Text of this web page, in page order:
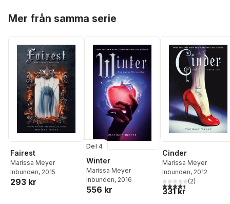
Mer från samma serie
Fairest
Marissa Meyer
Inbunden, 2015
293 kr
Del 4
Winter
Marissa Meyer
Inbunden, 2016
556 kr
Cinder
Marissa Meyer
Inbunden, 2012
4,5utav 5 stjärnor.
(2)
331 kr